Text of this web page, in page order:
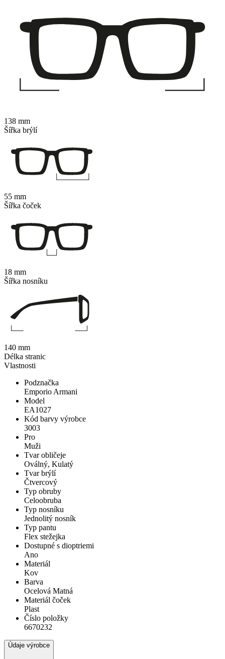
Vlastnosti
Podznačka
Emporio Armani
Model
EA1027
Kód barvy výrobce
3003
Pro
Muži
Tvar obličeje
Oválný, Kulatý
Tvar brýlí
Čtvercový
Typ obruby
Celoobruba
Typ nosníku
Jednolitý nosník
Typ pantu
Flex stežejka
Dostupné s dioptriemi
Ano
Materiál
Kov
Barva
Ocelová Matná
Materiál čoček
Plast
Číslo položky
6670232
Údaje výrobce
138 mm
Šířka brýlí
55 mm
Šířka čoček
18 mm
Šířka nosníku
140 mm
Délka stranic